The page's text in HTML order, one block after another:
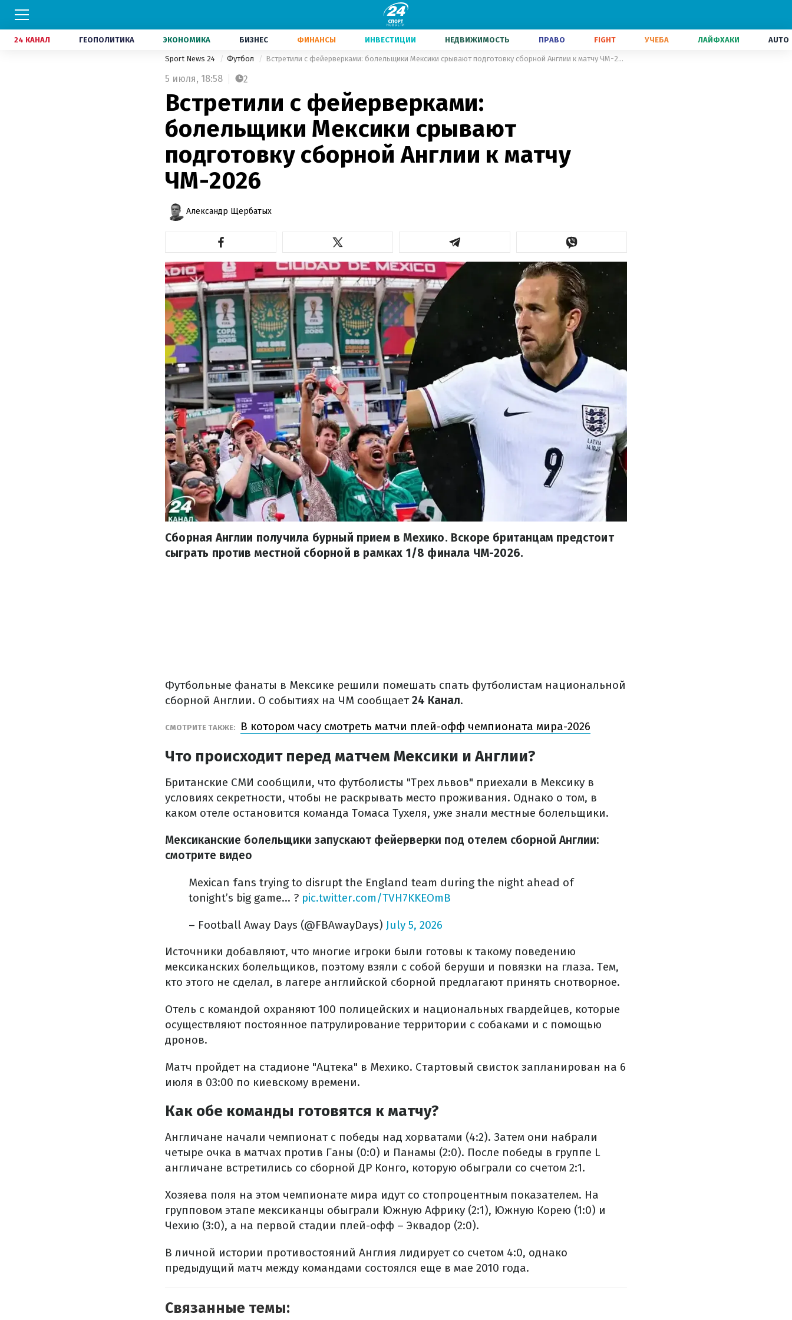
24 КАНАЛ ГЕОПОЛИТИКА ЭКОНОМИКА БИЗНЕС ФИНАНСЫ ИНВЕСТИЦИИ НЕДВИЖИМОСТЬ ПРАВО FIGHT УЧЕБА ЛАЙФХАКИ AUTO
Sport News 24 Футбол Встретили с фейерверками: болельщики Мексики срывают подготовку сборной Англии к матчу ЧМ-2026
5 июля, 18:58 2
Встретили с фейерверками:
болельщики Мексики срывают
подготовку сборной Англии к матчу
ЧМ-2026
Александр Щербатых
Сборная Англии получила бурный прием в Мехико. Вскоре британцам предстоит
сыграть против местной сборной в рамках 1/8 финала ЧМ-2026.
Футбольные фанаты в Мексике решили помешать спать футболистам национальной
сборной Англии. О событиях на ЧМ сообщает24 Канал.
СМОТРИТЕ ТАКЖЕ: В котором часу смотреть матчи плей-офф чемпионата мира-2026
Что происходит перед матчем Мексики и Англии?
Британские СМИ сообщили, что футболисты "Трех львов" приехали в Мексику в
условиях секретности, чтобы не раскрывать место проживания. Однако о том, в
каком отеле остановится команда Томаса Тухеля, уже знали местные болельщики.
Мексиканские болельщики запускают фейерверки под отелем сборной Англии:
смотрите видео
Mexican fans trying to disrupt the England team during the night ahead of
tonight’s big game… ? pic.twitter.com/TVH7KKEOmB
– Football Away Days (@FBAwayDays) July 5, 2026
Источники добавляют, что многие игроки были готовы к такому поведению
мексиканских болельщиков, поэтому взяли с собой беруши и повязки на глаза. Тем,
кто этого не сделал, в лагере английской сборной предлагают принять снотворное.
Отель с командой охраняют 100 полицейских и национальных гвардейцев, которые
осуществляют постоянное патрулирование территории с собаками и с помощью
дронов.
Матч пройдет на стадионе "Ацтека" в Мехико. Стартовый свисток запланирован на 6
июля в 03:00 по киевскому времени.
Как обе команды готовятся к матчу?
Англичане начали чемпионат с победы над хорватами (4:2). Затем они набрали
четыре очка в матчах против Ганы (0:0) и Панамы (2:0). После победы в группе L
англичане встретились со сборной ДР Конго, которую обыграли со счетом 2:1.
Хозяева поля на этом чемпионате мира идут со стопроцентным показателем. На
групповом этапе мексиканцы обыграли Южную Африку (2:1), Южную Корею (1:0) и
Чехию (3:0), а на первой стадии плей-офф – Эквадор (2:0).
В личной истории противостояний Англия лидирует со счетом 4:0, однако
предыдущий матч между командами состоялся еще в мае 2010 года.
Связанные темы: